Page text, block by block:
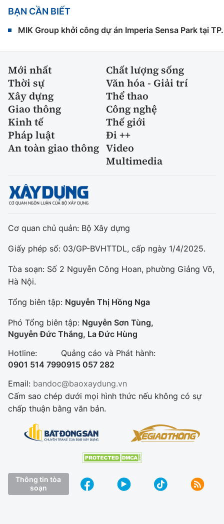
BẠN CẦN BIẾT
MIK Group khởi công dự án Imperia Sensa Park tại
Mới nhất
Chất lượng sống
Thời sự
Văn hóa - Giải trí
Xây dựng
Thể thao
Giao thông
Công nghệ
Kinh tế
Thế giới
Pháp luật
Đi ++
An toàn giao thông Video
Multimedia
Cơ quan chủ quản: Bộ Xây dựng
Giấy phép số: 03/GP-BVHTTDL, cấp ngày 1/4/2025.
Tòa soạn: Số 2 Nguyễn Công Hoan, phường Giảng Võ,
Hà Nội.
Tổng biên tập: Nguyễn Thị Hồng Nga
Phó Tổng biên tập: Nguyễn Sơn Tùng,
Nguyễn Đức Thắng, La Đức Hùng
Hotline:
0901 514 799
Quảng cáo và Phát hành:
0915 057 282
Email: bandoc@baoxaydung.vn
Cấm sao chép dưới mọi hình thức nếu không có sự
chấp thuận bằng văn bản.
Thông tin tòa
soạn